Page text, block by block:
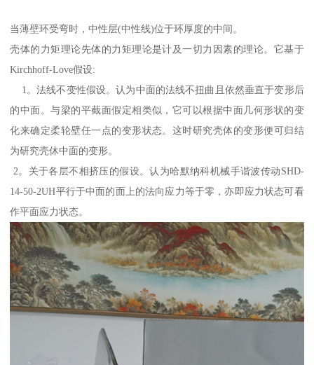
当薄壁环受弯时，中性层(中性线)位于环厚度的中间。
壳体的力矩理论先体的力矩理论是计及一切力因素的理论。它基于
Kirchhoff-Love假设:
1。法线不变性假设。认为中面的法线不扭曲且依然垂直于变形后
的中面。与梁的平截面假定相类似，它可以根据中面几何形状的变
化来确定柔轮壁任一点的变形状态。这时研究壳体的变形便可归结
为研究壳休中面的变形。
2。关于各层不相挤压的假设。认为哈默纳科机械手谐波传动SHD-
14-50-2UH平行于中面的面上的法向应力等于零，亦即应力状态可看
作平面应力状态。